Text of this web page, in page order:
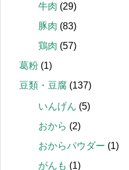
牛肉 (29)
豚肉 (83)
鶏肉 (57)
葛粉 (1)
豆類・豆腐 (137)
いんげん (5)
おから (2)
おからパウダー (1)
がんも (1)